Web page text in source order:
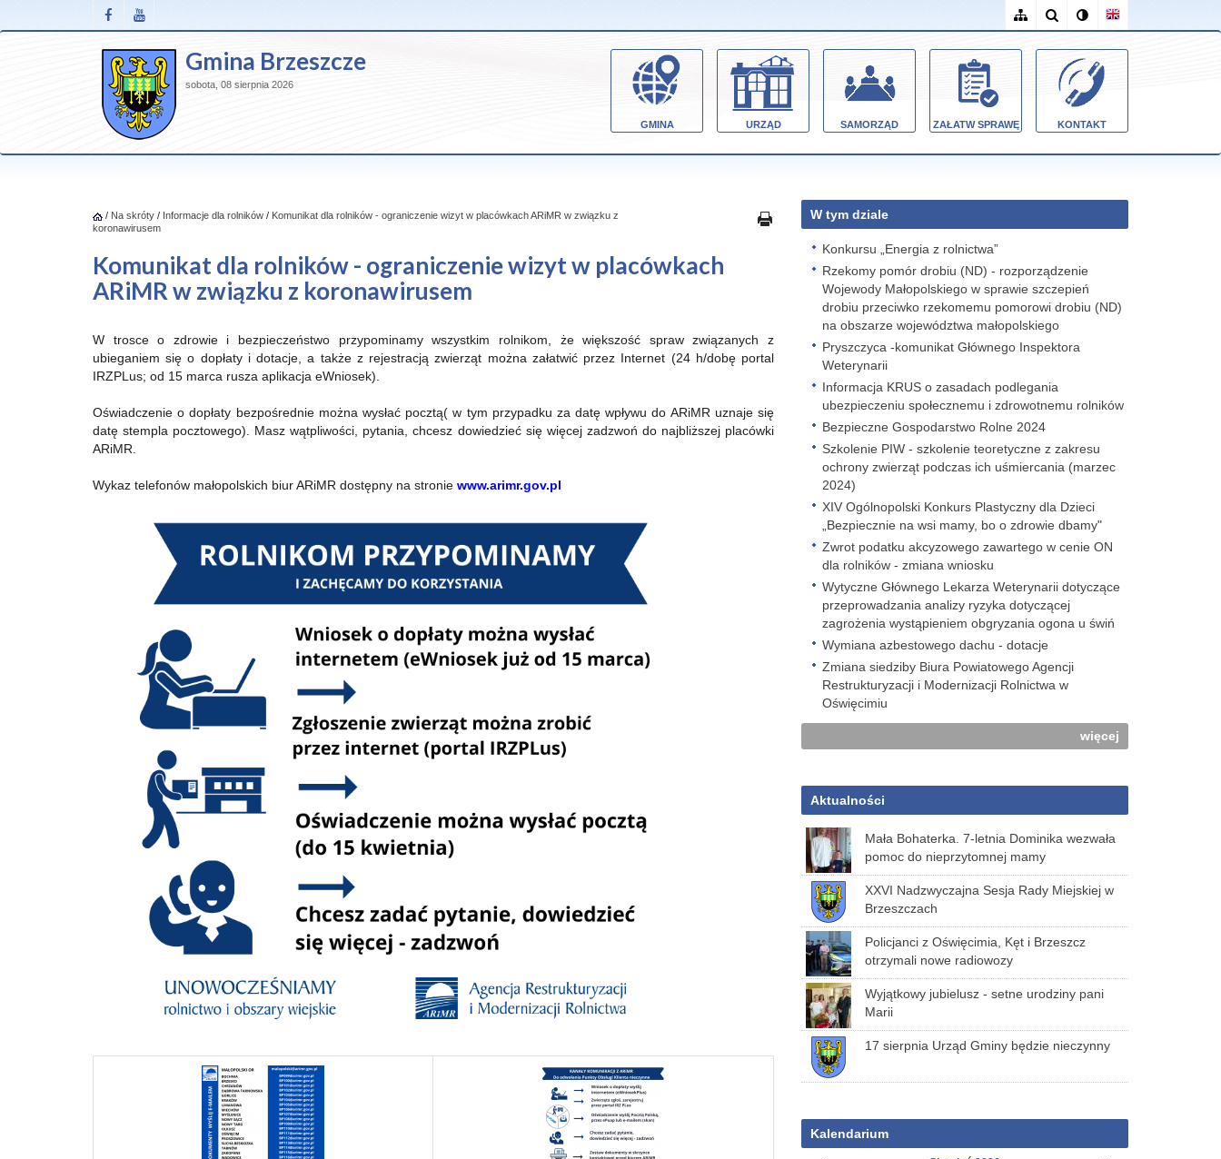
Gmina Brzeszcze
sobota, 08 sierpnia 2026
GMINA URZĄD SAMORZĄD ZAŁATW SPRAWĘ KONTAKT
/ Na skróty / Informacje dla rolników / Komunikat dla rolników - ograniczenie wizyt w placówkach ARiMR w związku z
koronawirusem
Komunikat dla rolników - ograniczenie wizyt w placówkach
ARiMR w związku z koronawirusem
W trosce o zdrowie i bezpieczeństwo przypominamy wszystkim rolnikom, że większość spraw związanych z
ubieganiem się o dopłaty i dotacje, a także z rejestracją zwierząt można załatwić przez Internet (24 h/dobę portal
IRZPLus; od 15 marca rusza aplikacja eWniosek).
Oświadczenie o dopłaty bezpośrednie można wysłać pocztą( w tym przypadku za datę wpływu do ARiMR uznaje się
datę stempla pocztowego). Masz wątpliwości, pytania, chcesz dowiedzieć się więcej zadzwoń do najbliższej placówki
ARiMR.
Wykaz telefonów małopolskich biur ARiMR dostępny na stronie www.arimr.gov.pl
W tym dziale
Konkursu „Energia z rolnictwa”
Rzekomy pomór drobiu (ND) - rozporządzenie
Wojewody Małopolskiego w sprawie szczepień
drobiu przeciwko rzekomemu pomorowi drobiu (ND)
na obszarze województwa małopolskiego
Pryszczyca -komunikat Głównego Inspektora
Weterynarii
Informacja KRUS o zasadach podlegania
ubezpieczeniu społecznemu i zdrowotnemu rolników
Bezpieczne Gospodarstwo Rolne 2024
Szkolenie PIW - szkolenie teoretyczne z zakresu
ochrony zwierząt podczas ich uśmiercania (marzec
2024)
XIV Ogólnopolski Konkurs Plastyczny dla Dzieci
„Bezpiecznie na wsi mamy, bo o zdrowie dbamy"
Zwrot podatku akcyzowego zawartego w cenie ON
dla rolników - zmiana wniosku
Wytyczne Głównego Lekarza Weterynarii dotyczące
przeprowadzania analizy ryzyka dotyczącej
zagrożenia wystąpieniem obgryzania ogona u świń
Wymiana azbestowego dachu - dotacje
Zmiana siedziby Biura Powiatowego Agencji
Restrukturyzacji i Modernizacji Rolnictwa w
Oświęcimiu
więcej
Aktualności
Mała Bohaterka. 7-letnia Dominika wezwała
pomoc do nieprzytomnej mamy
XXVI Nadzwyczajna Sesja Rady Miejskiej w
Brzeszczach
Policjanci z Oświęcimia, Kęt i Brzeszcz
otrzymali nowe radiowozy
Wyjątkowy jubielusz - setne urodziny pani
Marii
17 sierpnia Urząd Gminy będzie nieczynny
Kalendarium